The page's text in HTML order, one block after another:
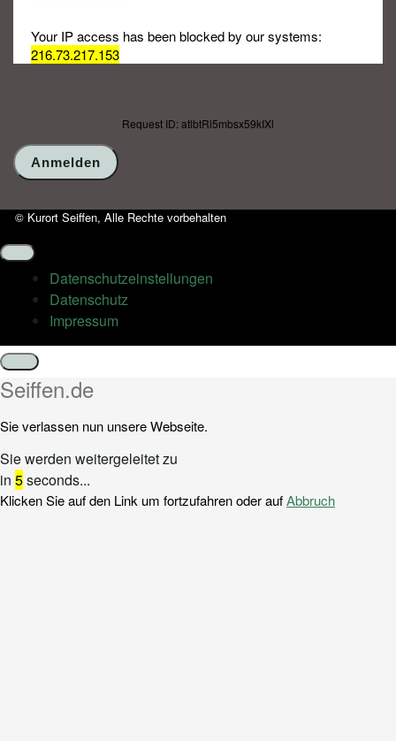
Your IP access has been blocked by our systems:
216.73.217.153
Request ID: atlbtRi5mbsx59kIXl
© Kurort Seiffen, Alle Rechte vorbehalten
Datenschutz­einstellungen
Datenschutz
Impressum
Schließen
Seiffen.de
Sie verlassen nun unsere Webseite.
Sie werden weitergeleitet zu
in 5seconds...
Klicken Sie auf den Link um fortzufahren oder aufAbbruch